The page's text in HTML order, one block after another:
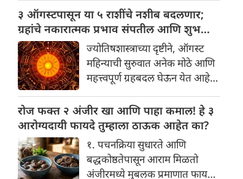
वाजवताना दिसतील. ही एक सामान्य
प्रथा आहे, पण तुम्ही कधी विचार
केला आहे का की यामागे काय रहस्य
आहे आणि प्रत्येक टाळीचा अर्थ काय
आहे? हा केवळ एक विधी नाही, तर
यामागे खोलवर रुजलेल्या पौराणिक
श्रद्धा, आध्यात्मिक अर्थ आणि काही
वैज्ञानिक तर्कदेखील आहेत. चला, या
अनोख्या परंपरेमागील अर्थ
सविस्तरपणे समजून घेऊया.
३ ऑगस्टपासून या ५ राशींचे नशीब बदलणार;
ग्रहांचे नकारात्मक प्रभाव संपतील आणि शुभ
दिवसांची सुरुवात होईलज्योतिषशास्त्राच्या दृष्टीने, ऑगस्ट
महिन्याची सुरुवात अनेक मोठे आणि
महत्त्वपूर्ण ग्रहबदल घेऊन येत आहे.
हालचाल अनेक राशींच्या जीवनात
सकारात्मक बदल घडवून आणणार
आहे. विशेषतः ३ ऑगस्ट रोजी एक
अत्यंत दुर्मिळ आणि फलदायी
ग्रहस्थिती (संयोग) तयार होत आहे.
रोज फक्त २ अंजीर खा आणि पाहा कमाल! हे ३
आरोग्यदायी फायदे तुम्हाला ठाऊक आहेत का?
१. पचनक्रिया सुधारते आणि
बद्धकोष्ठतेपासून आराम मिळतो
अंजीरमध्ये मुबलक प्रमाणात फायबर